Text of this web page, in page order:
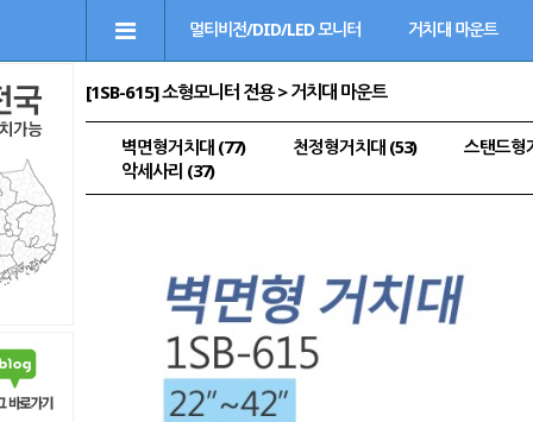
멀티비전/DID/LED 모니터 거치대 마운트
[1SB-615] 소형모니터 전용 > 거치대 마운트
벽면형거치대 (77) 천정형거치대 (53)
스탠드형
악세사리 (37)